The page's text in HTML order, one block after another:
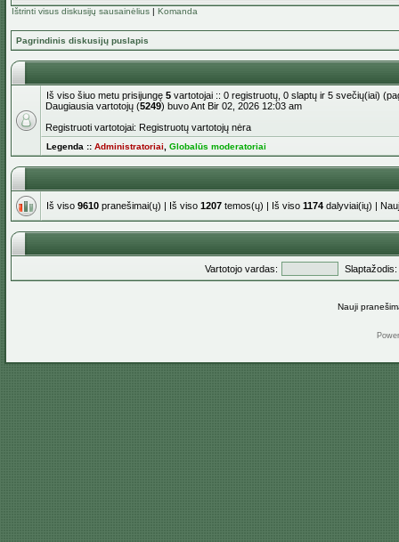
Ištrinti visus diskusijų sausainėlius | Komanda
Pagrindinis diskusijų puslapis
Iš viso šiuo metu prisijungę 5 vartotojai :: 0 registruotų, 0 slaptų ir 5 svečių(iai)
Daugiausia vartotojų (5249) buvo Ant Bir 02, 2026 12:03 am
Registruoti vartotojai: Registruotų vartotojų nėra
Legenda :: Administratoriai Globalūs moderatoriai
Iš viso 9610 pranešimai(ų) | Iš viso 1207 temos(ų) | Iš viso 1174 dalyviai(ių) |
Vartotojo vardas: Slaptažodis:
Nauji